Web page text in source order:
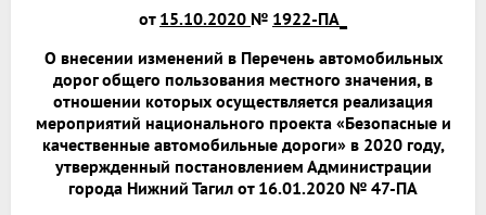
от 15.10.2020 № 1922-ПА_
О внесении изменений в Перечень автомобильных
дорог общего пользования местного значения, в
отношении которых осуществляется реализация
мероприятий национального проекта «Безопасные и
качественные автомобильные дороги» в 2020 году,
утвержденный постановлением Администрации
города Нижний Тагил от 16.01.2020 № 47-ПА